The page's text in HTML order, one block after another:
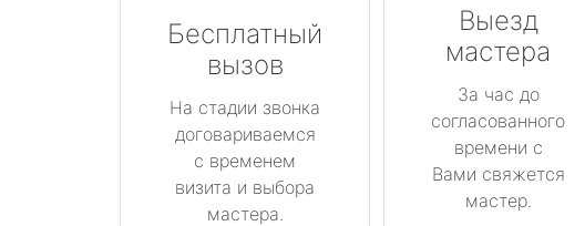
Бесплатный
вызов
На стадии звонка
договариваемся
с временем
визита и выбора
мастера.
Выезд
мастера
За час до
согласованного
времени с
Вами свяжется
мастер.